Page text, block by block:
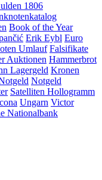
1806
Book of the Year
Erik Eybl Euro
Umlauf Falsifikate
Auktionen Hammerbrot
Lagergeld Kronen
Notgeld
Satelliten Hollogramm
Ungarn Victor
Nationalbank